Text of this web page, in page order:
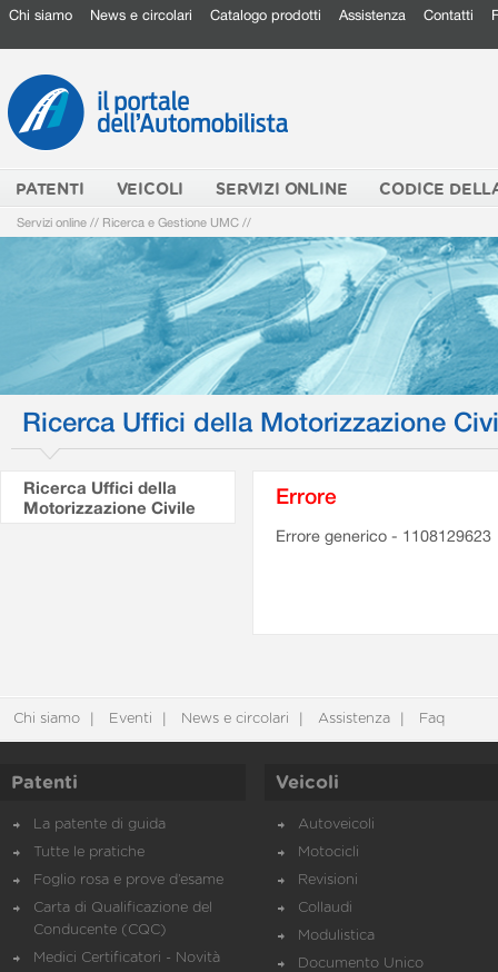
Chi siamo News e circolari Catalogo prodotti Assistenza Contatti
PATENTI VEICOLI SERVIZI ONLINE CODICE
Servizi online // Ricerca e Gestione UMC //
Ricerca Uffici della Motorizzazione
Ricerca Uffici della
Motorizzazione Civile
Errore
Errore generico - 1108129623
Chi siamo Eventi News e circolari Assistenza Faq
Patenti
La patente di guida
Tutte le pratiche
Foglio rosa e prove d’esame
Carta di Qualificazione del
Conducente (CQC)
Medici Certificatori - Novità
Veicoli
Autoveicoli
Motocicli
Revisioni
Collaudi
Modulistica
Documento Unico